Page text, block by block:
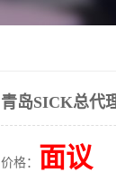
青岛SICK总代
价格： 面议